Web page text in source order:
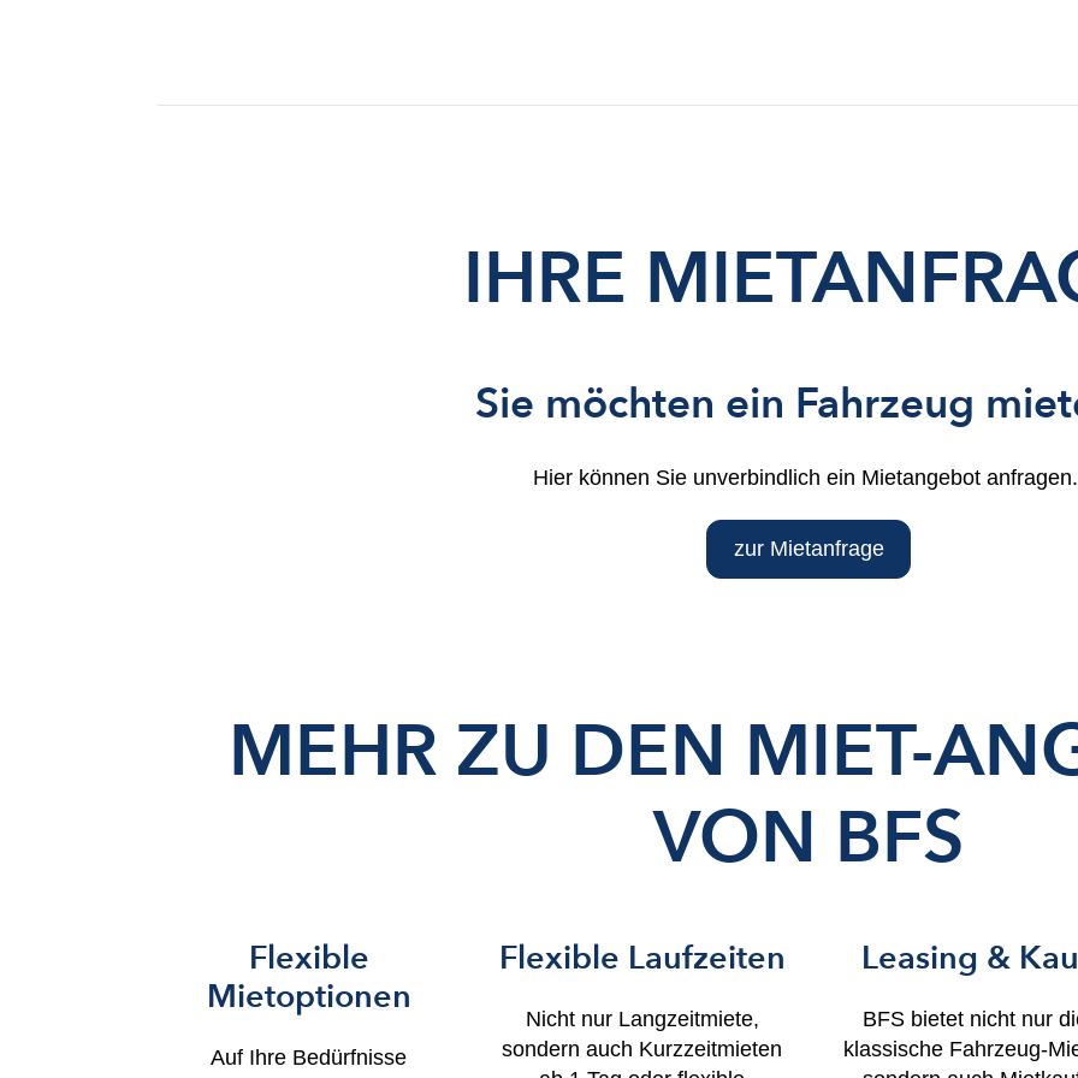
IHRE
Sie möchten ein Fahrzeug
Hier können Sie unverbindlich ein Mietangebot anfragen.
zur Mietanfrage
MEHR ZU DEN MIET-
VON BFS
Flexible
Mietoptionen
Auf Ihre Bedürfnisse
Flexible Laufzeiten
Nicht nur Langzeitmiete,
sondern auch Kurzzeitmieten
Leasing &
BFS bietet nicht nur
klassische Fahrzeug-